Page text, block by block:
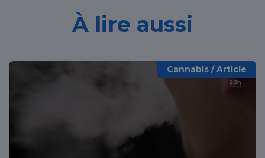
À lire aussi
Cannabis / Article